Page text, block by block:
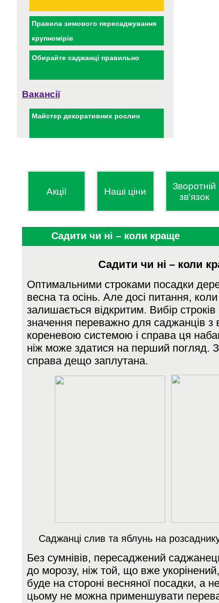
Правила зимового пересаджування
крупномірів
Обирайте саджанці правильно
Вакансії
Майстер декоративних рослин
Акції Наші ціни
Зворотній
зв'язок
Садити чи ні – коли краще
Садити чи ні – коли
Оптимальними строками посадки
весна та осінь. Але досі питання,
залишається відкритим. Вибір
значення переважно для саджанців з
кореневою системою і справа ця
ніж може здатися на перший погляд.
справа дещо заплутана.
Саджанці слив та яблунь на
Без сумнівів, пересаджений
до морозу, ніж той, що вже
буде на стороні весняної посадки, а
цьому не можна применшувати